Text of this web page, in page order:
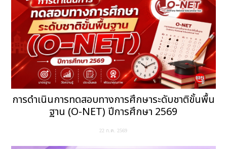
การดำเนินการทดสอบทางการศึกษาระดับชาติขั้นพื้น
ฐาน (O-NET) ปีการศึกษา 2569
22 ก.ค. 2569